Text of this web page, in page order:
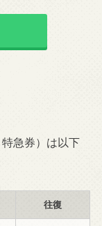
急券）は以下
往復